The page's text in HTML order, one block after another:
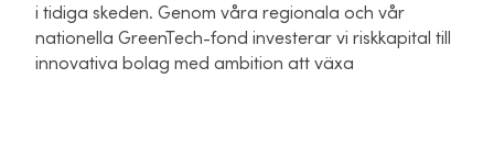
i tidiga skeden. Genom våra regionala och vår
nationella GreenTech-fond investerar vi riskkapital till
innovativa bolag med ambition att växa